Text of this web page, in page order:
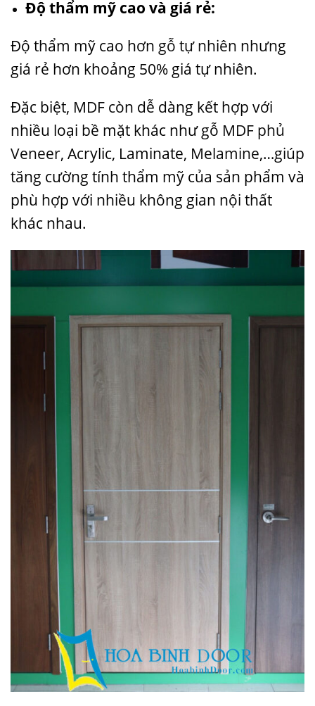
Độ thẩm mỹ cao và giá rẻ:
Độ thẩm mỹ cao hơn gỗ tự nhiên nhưng
giá rẻ hơn khoảng 50% giá tự nhiên.
Đặc biệt, MDF còn dễ dàng kết hợp với
nhiều loại bề mặt khác như gỗ MDF phủ
Veneer, Acrylic, Laminate, Melamine,…giúp
tăng cường tính thẩm mỹ của sản phẩm và
phù hợp với nhiều không gian nội thất
khác nhau.